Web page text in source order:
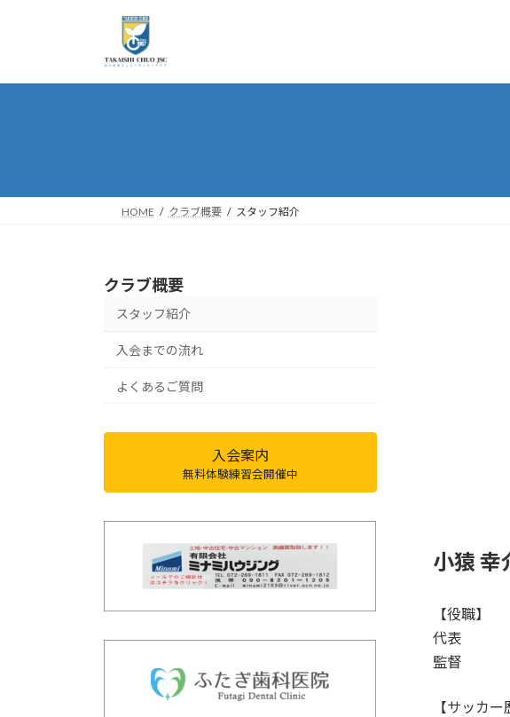
プ
動
HOME クラブ概要 スタッフ紹介
小猿 幸
【役職】
代表
監督
【サッカー
クラブ概要
スタッフ紹介
入会までの流れ
よくあるご質問
入会案内
無料体験練習会開催中